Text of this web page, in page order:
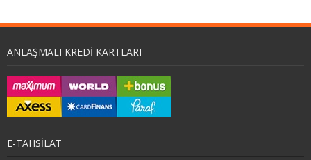
ANLAŞMALI KREDI KARTLARI
E-TAHSİLAT